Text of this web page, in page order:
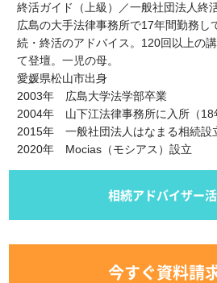
終活ガイド（上級）／一般社団法人終
広島の大手法律事務所で17年間勤務し
続・終活のアドバイス。120回以上の
て登壇。一児の母。
愛媛県松山市出身
2003年 広島大学法学部卒業
2004年 山下江法律事務所に入所（18
2015年 一般社団法人はなまる相続設
2020年 Mocias（モシアス）設立
相続アドバイザー
今すぐ資料請